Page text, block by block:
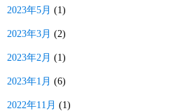
2023年5月 (1)
2023年3月 (2)
2023年2月 (1)
2023年1月 (6)
2022年11月 (1)